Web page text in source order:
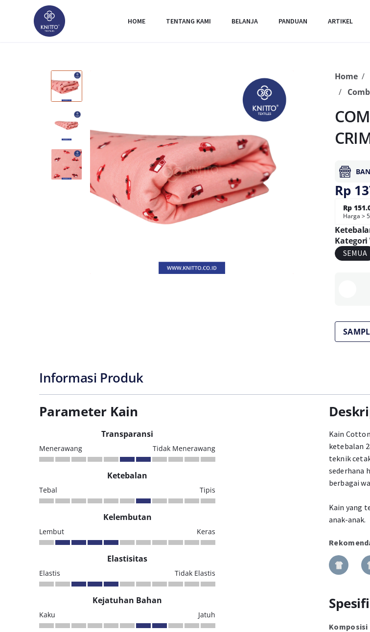
HOME TENTANG KAMI BELANJA PANDUAN ARTIKEL
Home
Rp
Rp
Harga >
Kategori
SEMUA
Informasi Produk
Parameter Kain
Transparansi
Menerawang Tidak Menerawang
Ketebalan
Tebal Tipis
Kelembutan
Lembut Keras
Elastisitas
Elastis Tidak Elastis
Kejatuhan Bahan
Kaku Jatuh
Kain
ketebalan
teknik
sederhana
berbagai
Kain yang
anak-anak.
Komposisi